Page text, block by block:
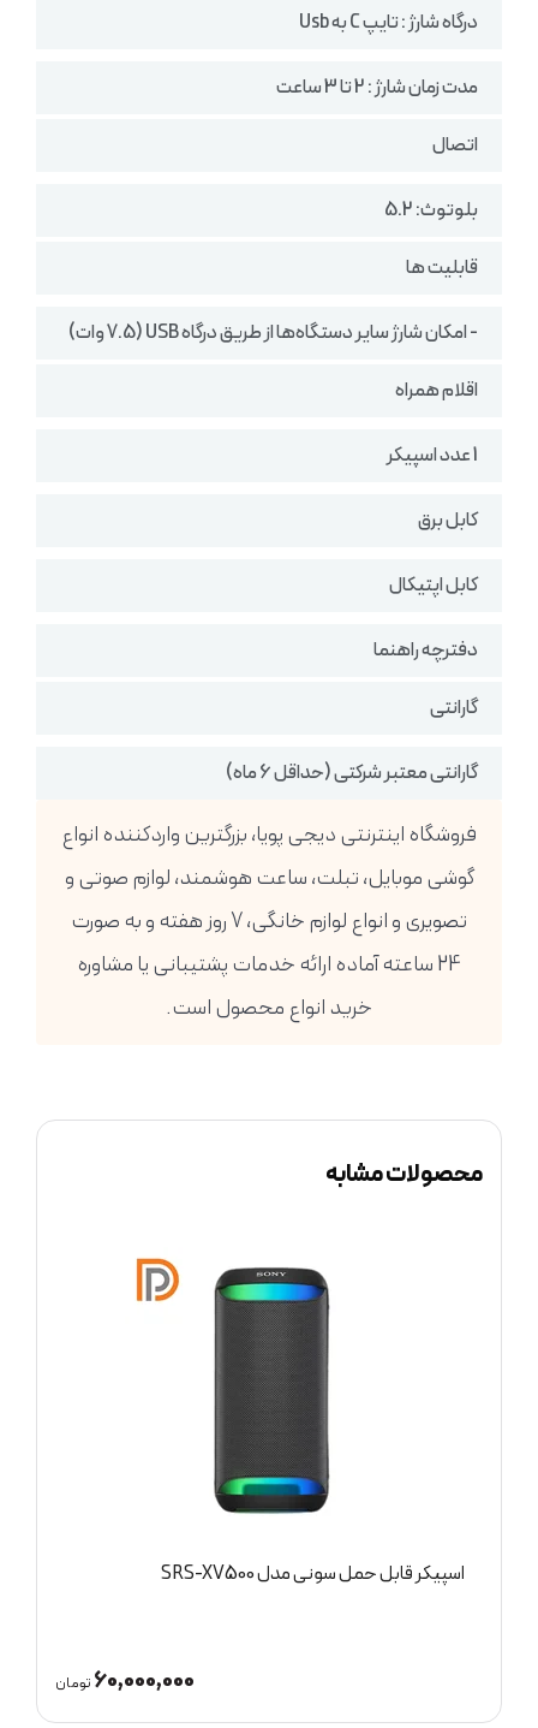
درگاه شارژ : تایپ C به Usb
مدت زمان شارژ : 2 تا 3 ساعت
اتصال
بلوتوث: 5.2
قابلیت ها
- امکان شارژ سایر دستگاه‌ها از طریق درگاه USB (7.5 وات)
اقلام همراه
1 عدد اسپیکر
کابل برق
کابل اپتیکال
دفترچه راهنما
گارانتی
گارانتی معتبر شرکتی (حداقل 6 ماه)
فروشگاه اینترنتی دیجی پویا، بزرگترین واردکننده انواع
گوشی موبایل، تبلت، ساعت هوشمند، لوازم صوتی و
تصویری و انواع لوازم خانگی، 7 روز هفته و به صورت
24 ساعته آماده ارائه خدمات پشتیبانی یا مشاوره
خرید انواع محصول است.
محصولات مشابه
اسپیکر قابل حمل سونی مدل SRS-XV500
60,000,000 تومان